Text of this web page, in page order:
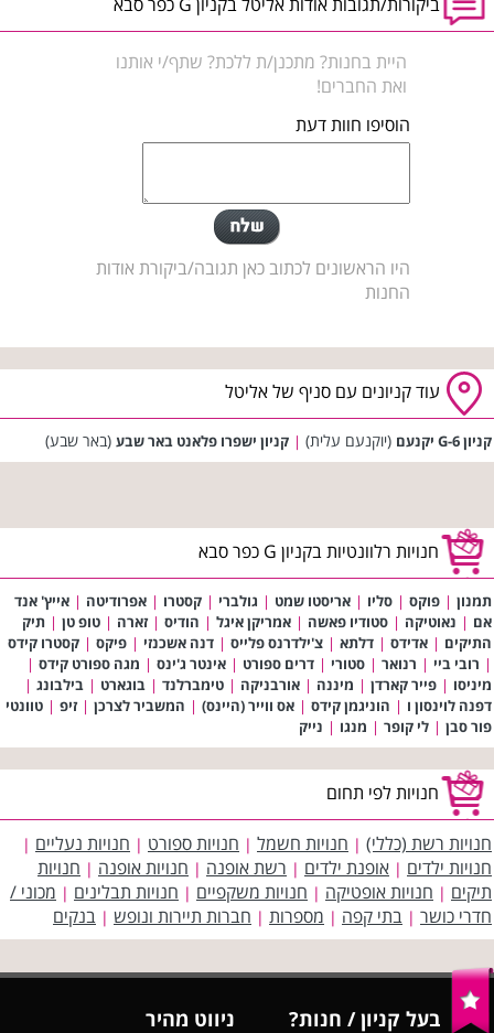
היית בחנות? מתכנן/ת ללכת? שתף/י אותנו
ואת החברים!
הוסיפו חוות דעת
היו הראשונים לכתוב כאן תגובה/ביקורת אודות
החנות
עוד קניונים עם סניף של אליטל
קניון G-6 יקנעם (יוקנעם עלית) | קניון ישפרו פלאנט באר שבע (באר שבע)
חנויות רלוונטיות בקניון G כפר סבא
תמנון | פוקס | סליו | אריסטו שמט | גולברי | קסטרו | אפרודיטה | אייץ' אנד
אם | נאוטיקה | סטודיו פאשה | אמריקן איגל | הודיס | זארה | טופ טן | תיק
התיקים | אדידס | דלתא | צ'ילדרנס פלייס | דנה אשכנזי | פיקס | קסטרו קידס
| רובי ביי | רנואר | סטורי | דרים ספורט | אינטר ג'ינס | מגה ספורט קידס |
מיניסו | פייר קארדן | מיננה | אורבניקה | טימברלנד | בוגארט | בילבונג |
דפנה לוינסון ו | הוניגמן קידס | אס ווייר (היינס) | המשביר לצרכן | זיפ | טוונטי
פור סבן | לי קופר | מנגו | נייק
חנויות לפי תחום
חנויות רשת (כללי) | חנויות חשמל | חנויות ספורט | חנויות נעליים |
חנויות ילדים | אופנת ילדים | רשת אופנה | חנויות אופנה | חנויות
תיקים | חנויות אופטיקה | חנויות משקפיים | חנויות תבלינים | מכוני /
חדרי כושר | בתי קפה | מספרות | חברות תיירות ונופש | בנקים
בעל קניון / חנות?
ניווט מהיר